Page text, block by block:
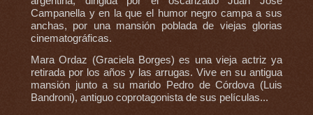
Campanella y en la que el humor negro campa a sus
anchas, por una mansión poblada de viejas glorias
cinematográficas.
Mara Ordaz (Graciela Borges) es una vieja actriz ya
retirada por los años y las arrugas. Vive en su antigua
mansión junto a su marido Pedro de Córdova (Luis
Bandroni), antiguo coprotagonista de sus películas...